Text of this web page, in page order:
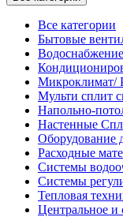
Все категории
Бытовые
Микроклимат/
Мульти сплит
Напольно-
Настенные
Оборудование
Расходные
Системы
Системы
Тепловая
Центральное и